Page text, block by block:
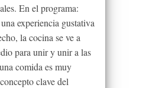
En el programa:
experiencia gustativa
la cocina se ve a
para unir y unir a las
comida es muy
clave del